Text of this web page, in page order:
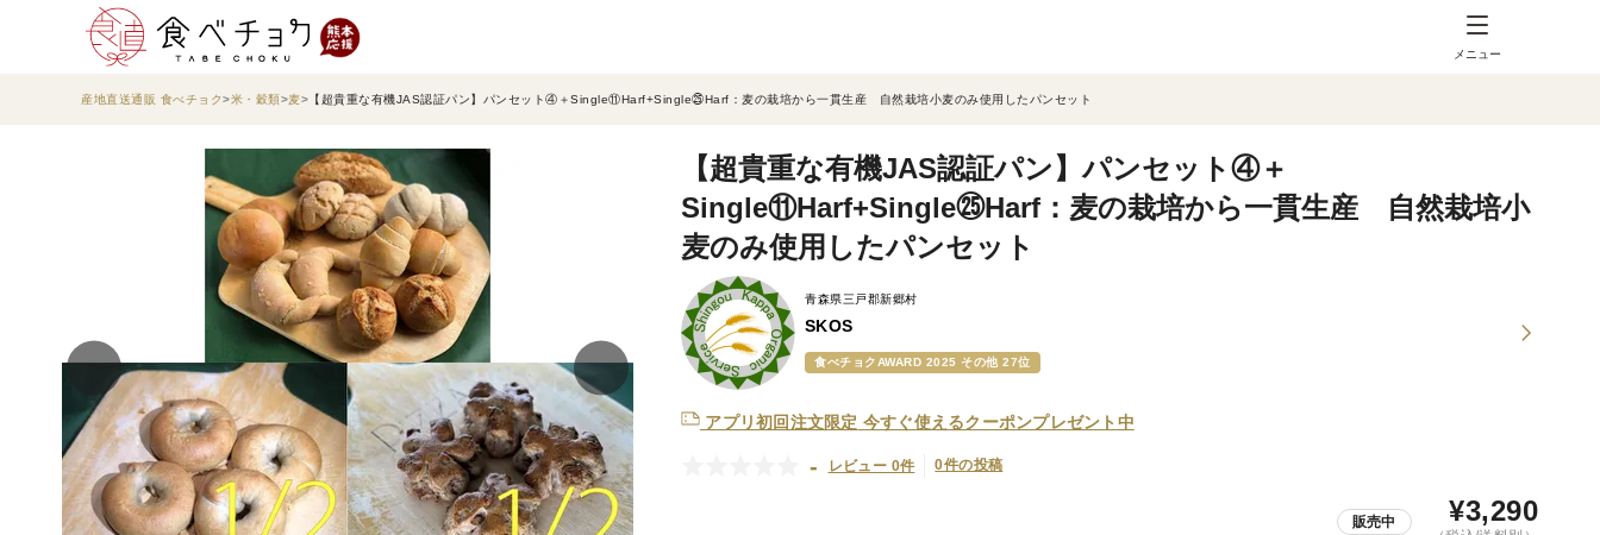
メニュー
産地直送通販 食べチョク 米・穀類 麦 【超貴重な有機JAS認証パン】パンセット④＋Single⑪Harf+Single㉕Harf：麦の栽培から一貫生産 自然栽培小麦のみ使用したパンセット
【超貴重な有機JAS認証パン】パンセット④＋
Single⑪Harf+Single㉕Harf：麦の栽培から一貫生産 自然栽培小
麦のみ使用したパンセット
青森県三戸郡新郷村
SKOS
食べチョクAWARD 2025 その他 27位
アプリ初回注文限定 今すぐ使えるクーポンプレゼント中
- レビュー 0件 0件の投稿
販売中 ¥3,290